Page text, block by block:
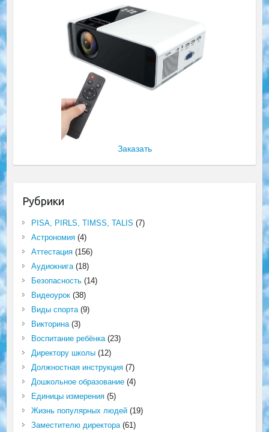
Заказать
Рубрики
PISA, PIRLS, TIMSS, TALIS (7)
Астрономия(4)
Аттестация(156)
Аудиокнига(18)
Безопасность(14)
Видеоурок(38)
Виды спорта(9)
Викторина(3)
Воспитание ребёнка(23)
Директору школы(12)
Должностная инструкция(7)
Дошкольное образование(4)
Единицы измерения(5)
Жизнь популярных людей(19)
Заместителю директора(61)